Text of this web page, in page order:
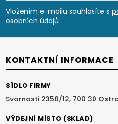
p
a
t
Vložením e-mailu souhlasíte s
osobních údajů
KONTAKTNÍ INFORMACE
SÍDLO FIRMY
Svornosti 2358/12, 700 30
VÝDEJNÍ MÍSTO (SKLAD)